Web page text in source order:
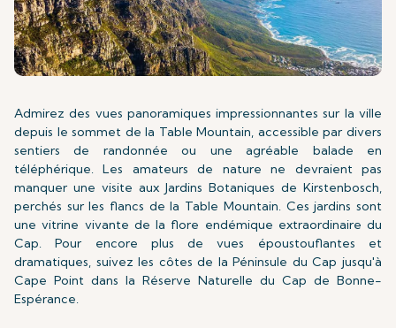
Admirez des vues panoramiques impressionnantes sur la ville
depuis le sommet de la Table Mountain, accessible par divers
sentiers de randonnée ou une agréable balade en
téléphérique. Les amateurs de nature ne devraient pas
manquer une visite aux Jardins Botaniques de Kirstenbosch,
perchés sur les flancs de la Table Mountain. Ces jardins sont
une vitrine vivante de la flore endémique extraordinaire du
Cap. Pour encore plus de vues époustouflantes et
dramatiques, suivez les côtes de la Péninsule du Cap jusqu'à
Cape Point dans la Réserve Naturelle du Cap de Bonne-
Espérance.